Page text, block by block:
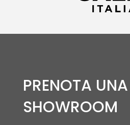
PRENOTA
SHOWROOM